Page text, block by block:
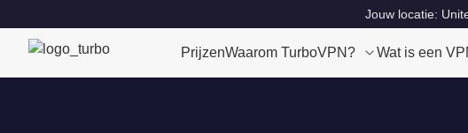
Jouw locatie:
PrijzenWaarom TurboVPN? Wat is een